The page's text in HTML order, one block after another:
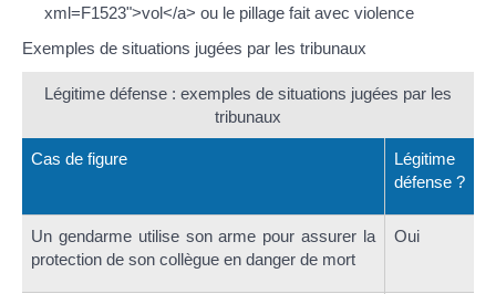
xml=F1523">vol</a> ou le pillage fait avec violence
Exemples de situations jugées par les tribunaux
Légitime défense : exemples de situations jugées par les
tribunaux
Cas de figure
Légitime
défense ?
Un gendarme utilise son arme pour assurer la
protection de son collègue en danger de mort
Oui